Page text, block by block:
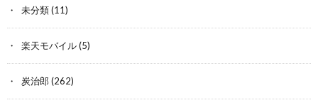
未分類(11)
楽天モバイル(5)
炭治郎 (262)